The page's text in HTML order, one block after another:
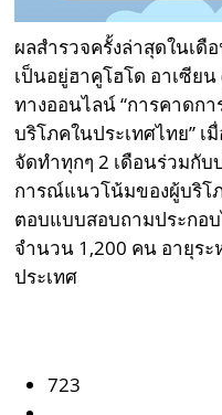
ผลสำรวจครั้งล่าสุดในเ
เป็นอยู่ฮาคูโฮโด อาเซีย
ทางออนไลน์ “การคาดก
บริโภคในประเทศไทย”
จัดทำทุกๆ 2 เดือนร่วมกับ
การณ์แนวโน้มของผู้บริโ
ตอบแบบสอบถามประกอ
จำนวน 1,200 คน อายุร
ประเทศ
723